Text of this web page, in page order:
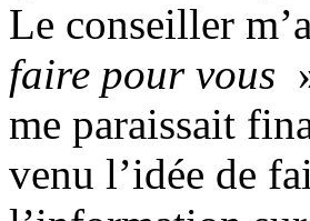
Le conseiller
faire pour vous
me paraissait
venu l’idée de